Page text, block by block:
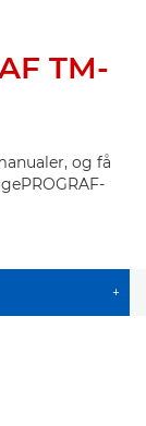
TM-
og få
+